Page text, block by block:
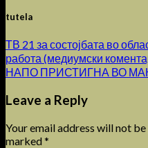
tutela
ТВ 21 за состојбата во
работа (медиумски
НАПО ПРИСТИГНА ВО
Leave a Reply
Your email address will not be
marked*